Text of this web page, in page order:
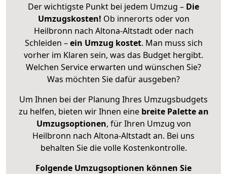
Der wichtigste Punkt bei jedem Umzug – Die
Umzugskosten! Ob innerorts oder von
Heilbronn nach Altona-Altstadt oder nach
Schleiden –ein Umzug kostet. Man muss sich
vorher im Klaren sein, was das Budget hergibt.
Welchen Service erwarten und wünschen Sie?
Was möchten Sie dafür ausgeben?
Um Ihnen bei der Planung Ihres Umzugsbudgets
zu helfen, bieten wir Ihnen eine breite Palette an
Umzugsoptionen, für Ihren Umzug von
Heilbronn nach Altona-Altstadt an. Bei uns
behalten Sie die volle Kostenkontrolle.
Folgende Umzugsoptionen können Sie